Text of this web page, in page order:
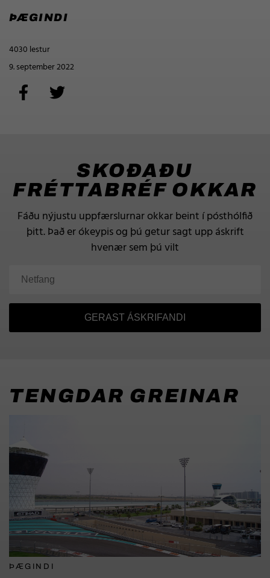
ÞÆGINDI
4030 lestur
9. september 2022
SKOÐAÐU
FRÉTTABRÉF OKKAR
Fáðu nýjustu uppfærslurnar okkar beint í pósthólfið
þitt.Það er ókeypis og þú getur sagt upp áskrift
hvenær sem þú vilt
GERAST ÁSKRIFANDI
TENGDAR GREINAR
ÞÆGINDI